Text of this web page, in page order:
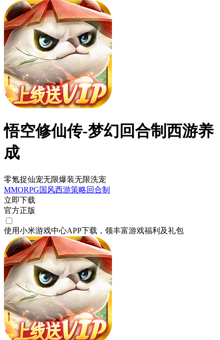
悟空修仙传-梦幻回合制西游养
成
零氪捉仙宠无限爆装无限洗宠
MMORPG国风西游策略回合制
立即下载
官方正版
使用小米游戏中心APP下载 ，领丰富游戏福利 及礼包